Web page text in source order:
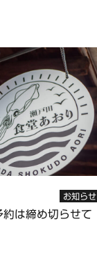
お知らせ
は締め切らせて